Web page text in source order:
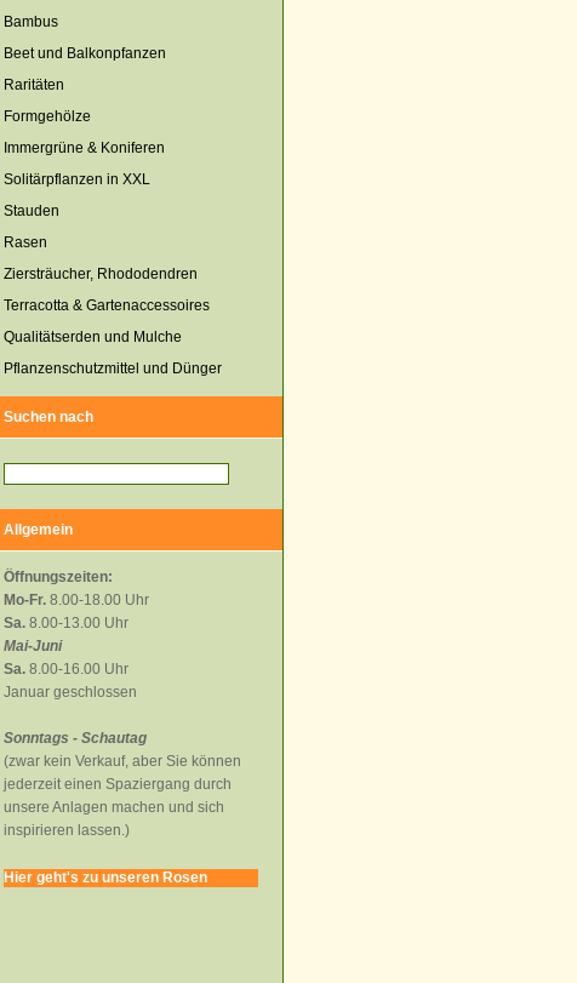
Bambus
Beet und Balkonpfanzen
Raritäten
Formgehölze
Immergrüne & Koniferen
Solitärpflanzen in XXL
Stauden
Rasen
Ziersträucher, Rhododendren
Terracotta & Gartenaccessoires
Qualitätserden und Mulche
Pflanzenschutzmittel und Dünger
Suchen nach
Allgemein
Öffnungszeiten:
Mo-Fr. 8.00-18.00 Uhr
Sa. 8.00-13.00 Uhr
Mai-Juni
Sa. 8.00-16.00 Uhr
Januar geschlossen
Sonntags - Schautag
(zwar kein Verkauf, aber Sie können
jederzeit einen Spaziergang durch
unsere Anlagen machen und sich
inspirieren lassen.)
Hier geht's zu unseren Rosen